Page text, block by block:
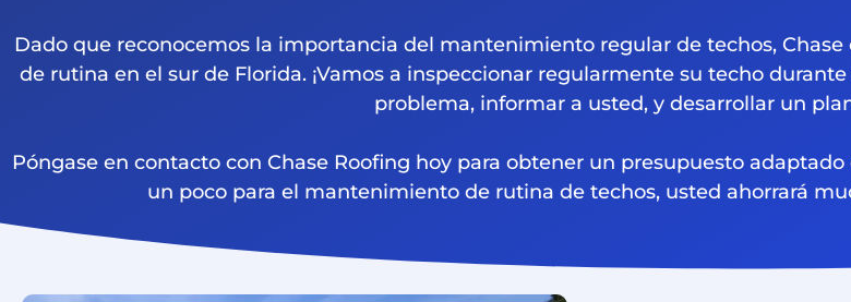
Dado que reconocemos la importancia del mantenimiento regular de techos,
de rutina en el sur de Florida. ¡Vamos a inspeccionar regularmente su techo
problema, informar a usted, y desarrollar un
Póngase en contacto con Chase Roofing hoy para obtener un presupuesto
un poco para el mantenimiento de rutina de techos, usted ahorrará